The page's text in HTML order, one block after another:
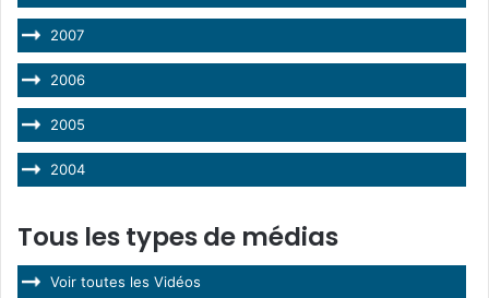
2007
2006
2005
2004
Tous les types de médias
Voir toutes les Vidéos